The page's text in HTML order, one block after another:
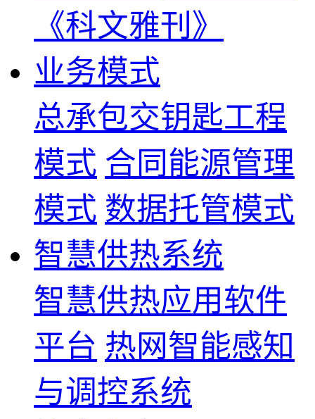
《科文雅刊》
业务模式
总承包交钥匙工程
模式 合同能源管理
模式 数据托管模式
智慧供热系统
智慧供热应用软件
平台 热网智能感知
与调控系统